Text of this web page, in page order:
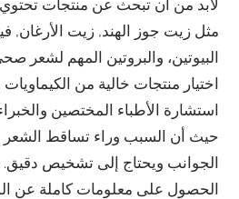
لابد من أن تبحث عن منتجات
مثل زيت جوز الهند, زيت الأرغان,
البيوتين، والبروتين المهم لشعر
اختيار منتجات خالية من
استشارة الأطباء المختصين
حيث أن السبب وراء تساقط الشعر
الجوانب ويحتاج إلى تشخيص
الحصول على معلومات كاملة عن